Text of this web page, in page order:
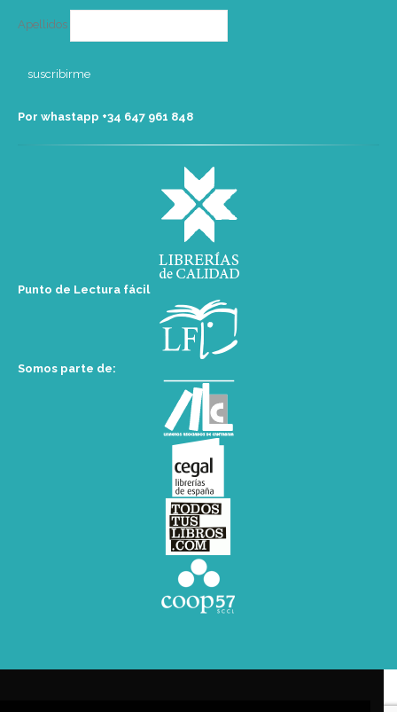
Apellidos
Por whastapp +34 ‭647 961 848‬
Punto de Lectura fácil
Somos parte de: